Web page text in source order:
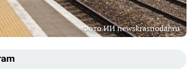
Фото ИИ newskrasnodar.ru